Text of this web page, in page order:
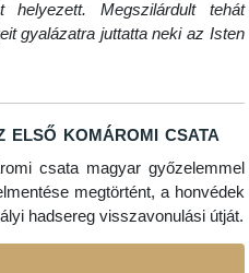
helyezett. Megszilárdult tehát
gyalázatra juttatta neki az Isten
első komáromi csata
csata magyar győzelemmel
megtörtént, a honvédek
hadsereg visszavonulási útját.